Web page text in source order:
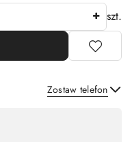
szt.
Zostaw telefon